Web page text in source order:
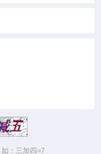
：三加四=7